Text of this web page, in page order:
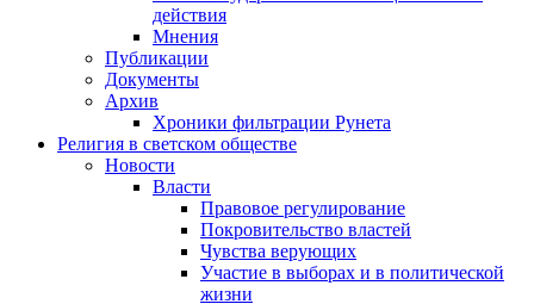
действия
Мнения
Публикации
Документы
Архив
Хроники фильтрации Рунета
Религия в светском обществе
Новости
Власти
Правовое регулирование
Покровительство властей
Чувства верующих
Участие в выборах и в политической
жизни